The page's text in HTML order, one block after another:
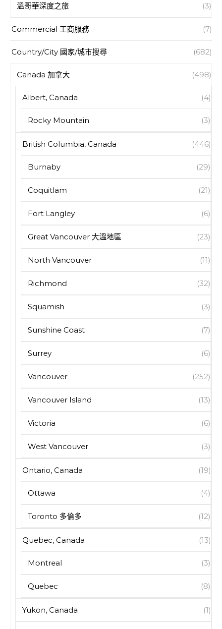
溫哥華深度之旅 (3)
Commercial 工商服務 (7)
Country/City 國家/城市搜尋 (682)
Canada 加拿大 (498)
Albert, Canada (4)
Rocky Mountain (3)
British Columbia, Canada (446)
Burnaby (29)
Coquitlam (21)
Fort Langley (6)
Great Vancouver 大溫地區 (23)
North Vancouver (11)
Richmond (32)
Squamish (3)
Sunshine Coast (7)
Surrey (6)
Vancouver (252)
Vancouver Island (13)
Victoria (6)
West Vancouver (3)
Ontario, Canada (19)
Ottawa (4)
Toronto 多倫多 (12)
Quebec, Canada (13)
Montreal (3)
Quebec (8)
Yukon, Canada (1)